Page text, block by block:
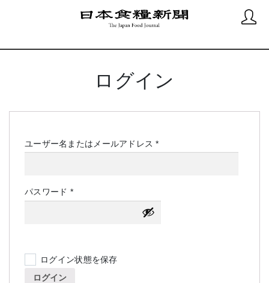
ログイン
ユーザー名またはメールアドレス*必
パスワード *必
須
ログイン状態を保存
ログイン